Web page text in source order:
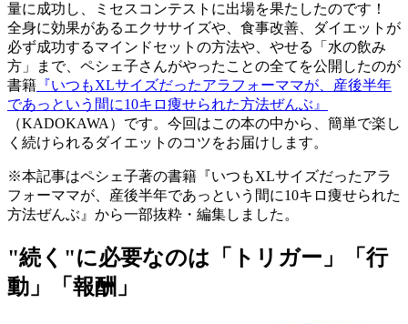
量に成功し、ミセスコンテストに出場を果たしたのです！
全身に効果があるエクササイズや、食事改善、ダイエットが
必ず成功するマインドセットの方法や、やせる「水の飲み
方」まで、ペシェ子さんがやったことの全てを公開したのが
書籍 『いつもXLサイズだったアラフォーママが、産後半年
であっという間に10キロ痩せられた方法ぜんぶ』
（KADOKAWA）です。今回はこの本の中から、簡単で楽し
く続けられるダイエットのコツをお届けします。
※本記事はペシェ子著の書籍『いつもXLサイズだったアラ
フォーママが、産後半年であっという間に10キロ痩せられた
方法ぜんぶ』から一部抜粋・編集しました。
"続く"に必要なのは「トリガー」「行
動」「報酬」